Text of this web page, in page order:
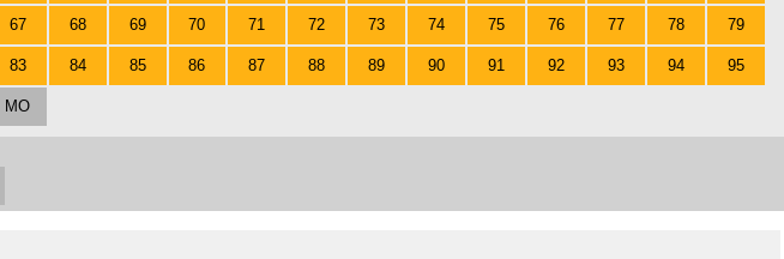
67 68 69 70 71 72 73 74 75 76 77 78 79
83 84 85 86 87 88 89 90 91 92 93 94 95
MO